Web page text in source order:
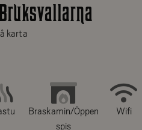
karta
Braskamin/Öppen
spis
Wifi